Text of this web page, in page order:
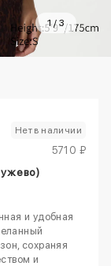
1/3
Нет в наличии
5710 ₽
и удобная
сохраняя
и